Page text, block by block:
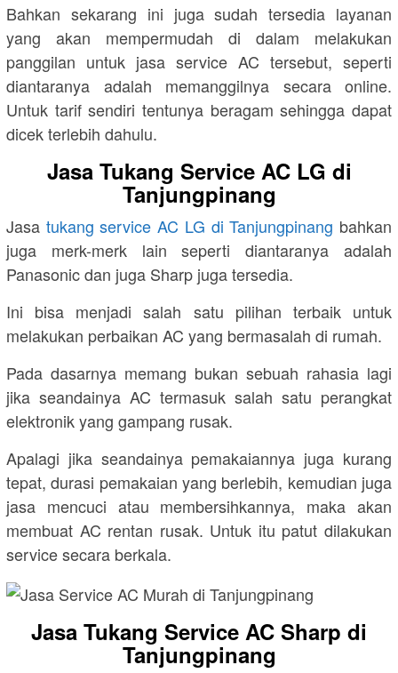
Bahkan sekarang ini juga sudah tersedia layanan
yang akan mempermudah di dalam melakukan
panggilan untuk jasa service AC tersebut, seperti
diantaranya adalah memanggilnya secara online.
Untuk tarif sendiri tentunya beragam sehingga dapat
dicek terlebih dahulu.
Jasa Tukang Service AC LG di
Tanjungpinang
Jasa tukang service AC LG di Tanjungpinang bahkan
juga merk-merk lain seperti diantaranya adalah
Panasonic dan juga Sharp juga tersedia.
Ini bisa menjadi salah satu pilihan terbaik untuk
melakukan perbaikan AC yang bermasalah di rumah.
Pada dasarnya memang bukan sebuah rahasia lagi
jika seandainya AC termasuk salah satu perangkat
elektronik yang gampang rusak.
Apalagi jika seandainya pemakaiannya juga kurang
tepat, durasi pemakaian yang berlebih, kemudian juga
jasa mencuci atau membersihkannya, maka akan
membuat AC rentan rusak. Untuk itu patut dilakukan
service secara berkala.
Jasa Tukang Service AC Sharp di
Tanjungpinang